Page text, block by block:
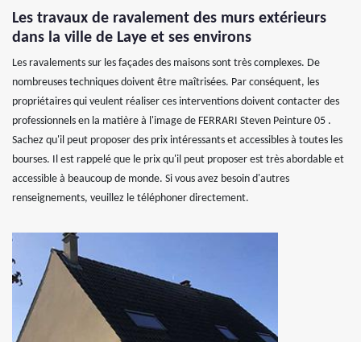
Les travaux de ravalement des murs extérieurs
dans la ville de Laye et ses environs
Les ravalements sur les façades des maisons sont très complexes. De
nombreuses techniques doivent être maîtrisées. Par conséquent, les
propriétaires qui veulent réaliser ces interventions doivent contacter des
professionnels en la matière à l'image de FERRARI Steven Peinture 05 .
Sachez qu'il peut proposer des prix intéressants et accessibles à toutes les
bourses. Il est rappelé que le prix qu'il peut proposer est très abordable et
accessible à beaucoup de monde. Si vous avez besoin d'autres
renseignements, veuillez le téléphoner directement.